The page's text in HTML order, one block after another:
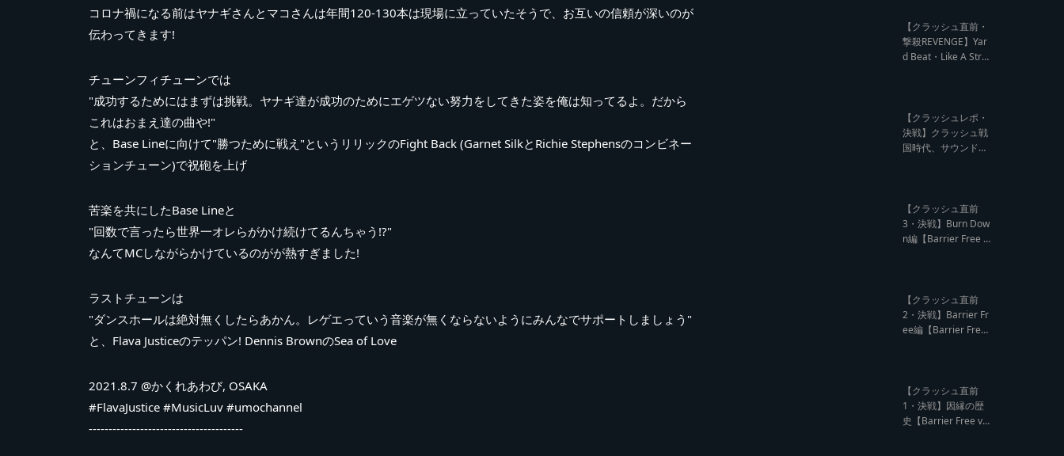
コロナ禍になる前はヤナギさんとマコさんは年間120-130本は現場に立っていたそうで、お互いの信頼が深いのが
伝わってきます!
チューンフィチューンでは
"成功するためにはまずは挑戦。ヤナギ達が成功のためにエゲツない努力をしてきた姿を俺は知ってるよ。だから
これはおまえ達の曲や!"
と、Base Lineに向けて"勝つために戦え"というリリックのFight Back (Garnet SilkとRichie Stephensのコンビネー
ションチューン)で祝砲を上げ
苦楽を共にしたBase Lineと
"回数で言ったら世界一オレらがかけ続けてるんちゃう!?"
なんてMCしながらかけているのがが熱すぎました!
ラストチューンは
"ダンスホールは絶対無くしたらあかん。レゲエっていう音楽が無くならないようにみんなでサポートしましょう"
と、Flava Justiceのテッパン! Dennis BrownのSea of Love
2021.8.7 @かくれあわび, OSAKA
#FlavaJustice #MusicLuv #umochannel
---------------------------------------
【クラッシュ直前・
撃殺REVENGE】Yar
d Beat・Like A Stre
【クラッシュレポ・
決戦】クラッシュ戦
国時代、サウンド王
ド クラッシュレポー
ト】
【クラッシュ直前
3・決戦】Burn Dow
n編【Barrier Free v
【クラッシュ直前
2・決戦】Barrier Fr
ee編【Barrier Free
ー】
【クラッシュ直前
1・決戦】因縁の歴
史【Barrier Free vs